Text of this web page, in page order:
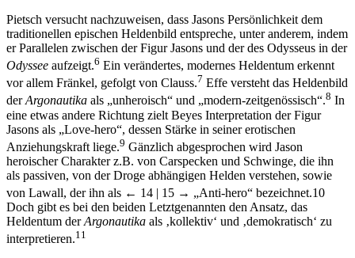
Pietsch versucht nachzuweisen, dass Jasons Persönlichkeit dem
traditionellen epischen Heldenbild entspreche, unter anderem, indem
er Parallelen zwischen der Figur Jasons und der des Odysseus in der
Odyssee aufzeigt.6 Ein verändertes, modernes Heldentum erkennt
vor allem Fränkel, gefolgt von Clauss.7 Effe versteht das Heldenbild
derArgonautika als „unheroisch“ und „modern-zeitgenössisch“.8 In
eine etwas andere Richtung zielt Beyes Interpretation der Figur
Jasons als „Love-hero“, dessen Stärke in seiner erotischen
Anziehungskraft liege.9 Gänzlich abgesprochen wird Jason
heroischer Charakter z.B. von Carspecken und Schwinge, die ihn
als passiven, von der Droge abhängigen Helden verstehen, sowie
von Lawall, der ihn als ← 14 | 15 → „Anti-hero“ bezeichnet.10
Doch gibt es bei den beiden Letztgenannten den Ansatz, das
Heldentum derArgonautika als ‚kollektiv‘ und ‚demokratisch‘ zu
interpretieren.11